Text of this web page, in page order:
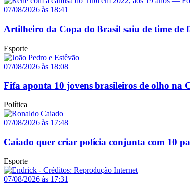
07/08/2026 às 18:41
Artilheiro da Copa do Brasil saiu de time de
Esporte
07/08/2026 às 18:08
Fifa aponta 10 jovens brasileiros de olho na
Política
07/08/2026 às 17:48
Caiado quer criar polícia conjunta com 10
Esporte
07/08/2026 às 17:31